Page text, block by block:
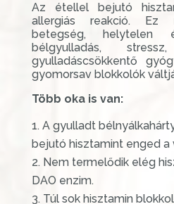
Az étellel bejutó
allergiás reakció. Ez
betegség, helytelen
bélgyulladás,
gyulladáscsökkentő
gyomorsav blokkolók
Több oka is van:
A gyulladt
bejutó hisztamint enged a
Nem termelődik elég
DAO enzim.
Túl sok hisztamin